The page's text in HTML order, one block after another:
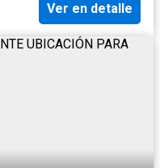
Ver en detalle